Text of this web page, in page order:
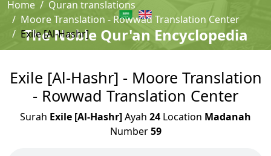
The Noble Qur'an Encyclopedia
Home
Quran translations
Moore Translation - Rowwad Translation Center
Exile [Al-Hashr]
Exile [Al-Hashr] - Moore Translation
- Rowwad Translation Center
Surah Exile [Al-Hashr]Ayah 24 Location Madanah
Number59